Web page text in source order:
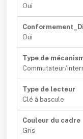
Oui
Oui
Type de
Commutateur/
Type de lecteur
Clé à bascule
Couleur du cadre
Gris